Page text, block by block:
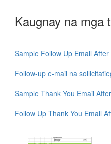
Kaugnay na mga
Sample Follow Up Email After
Follow-up e-mail na
Sample Thank You Email
Follow Up Thank You Email